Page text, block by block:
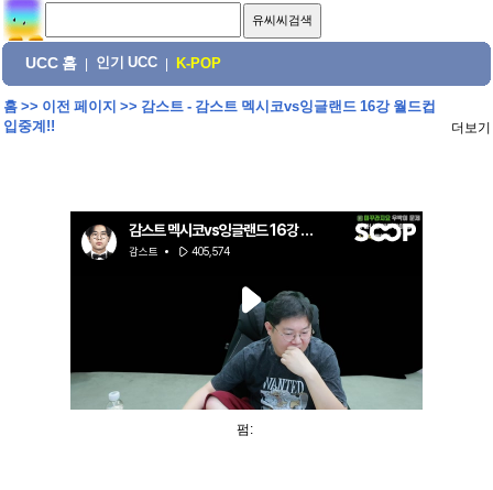
UCC 홈 인기 UCC K-POP
홈>> 이전 페이지 >> 감스트 - 감스트 멕시코vs잉글랜드 16강 월드컵
입중계!!
더보기
펌: